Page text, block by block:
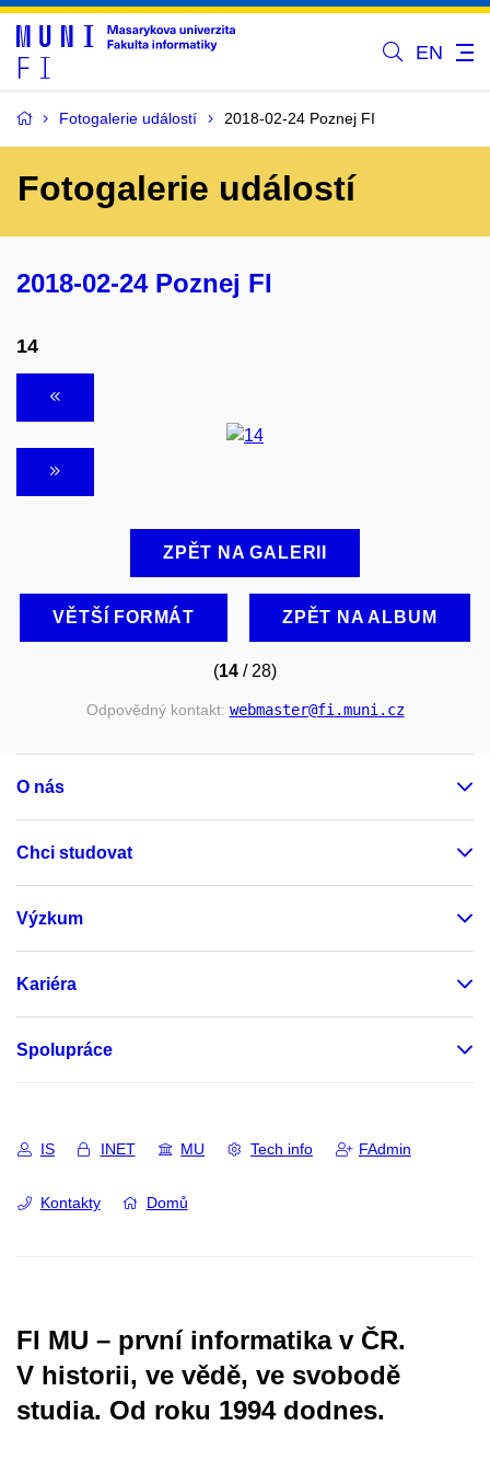
EN
Fotogalerie událostí 2018-02-24 Poznej FI
Fotogalerie událostí
2018-02-24 Poznej FI
14
ZPĚT NA GALERII
VĚTŠÍ FORMÁT ZPĚT NA ALBUM
(14 / 28)
Odpovědný kontakt: webmaster@fi.muni.cz
O nás
Chci studovat
Výzkum
Kariéra
Spolupráce
IS INET MU Tech info FAdmin
Kontakty Domů
FI MU – první informatika v ČR.
V historii, ve vědě, ve svobodě
studia. Od roku 1994 dodnes.